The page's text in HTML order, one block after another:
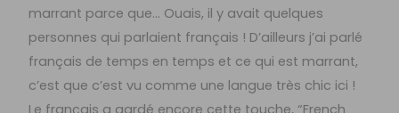
marrant parce que… Ouais, il y avait quelques
personnes qui parlaient français ! D’ailleurs j’ai parlé
français de temps en temps et ce qui est marrant,
c’est que c’est vu comme une langue très chic ici !